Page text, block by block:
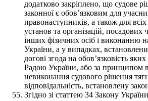
додатково закріплено, що судове
законної є обов’язковим для
правонаступників, а також для
установ та організацій, посадових
інших фізичних осіб і виконанню
України, а у випадках,
догові згода на обов’язковість
Радою України, або за принципом
невиконання судового рішення
відповідальність, встановлену
Згідно зі статтею 34 Закону